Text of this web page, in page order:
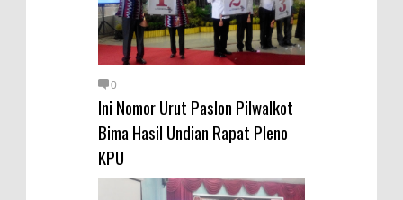
0
Ini Nomor Urut Paslon Pilwalkot
Bima Hasil Undian Rapat Pleno
KPU